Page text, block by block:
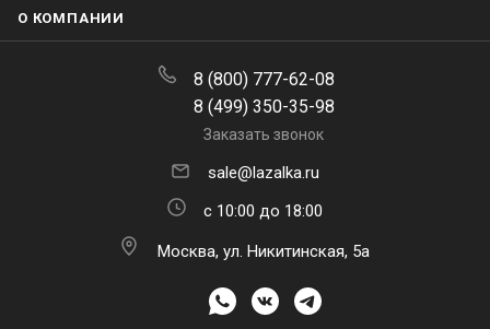
О КОМПАНИИ
8 (800) 777-62-08
8 (499) 350-35-98
Заказать звонок
sale@lazalka.ru
с 10:00 до 18:00
Москва, ул. Никитинская, 5а